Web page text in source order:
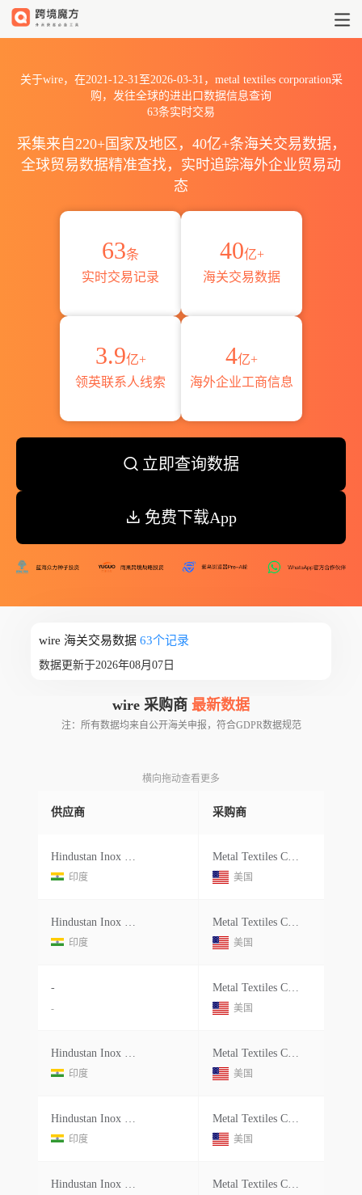
关于wire，在2021-12-31至2026-03-31，metal textiles corporation采
购，发往全球的进出口数据信息查询
63条实时交易
采集来自220+国家及地区，40亿+条海关交易数据，
全球贸易数据精准查找，实时追踪海外企业贸易动
态
63条
实时交易记录
40亿+
海关交易数据
3.9亿+
领英联系人线索
4亿+
海外企业工商信息
立即查询数据
免费下载App
wire 海关交易数据 63个记录
数据更新于2026年08月07日
wire 采购商 最新数据
注：所有数据均来自公开海关申报，符合GDPR数据规范
横向拖动查看更多
供应商 采购商
Hindustan Inox Limited
印度
Metal Textiles Corporation
美国
Hindustan Inox Limited
印度
Metal Textiles Corporation
美国
-
-
Metal Textiles Corporation
美国
Hindustan Inox Limited
印度
Metal Textiles Corporation
美国
Hindustan Inox Limited
印度
Metal Textiles Corporation
美国
Hindustan Inox Limited Metal Textiles Corporation